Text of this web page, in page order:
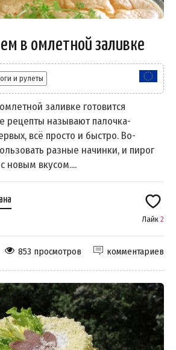
в омлетной заливке
и рулеты
заливке готовится
рецепты называют палочка-
всё просто и быстро. Во-
разные начинки, и пирог
новым вкусом....
Лайк 2
комментариев
853 просмотров